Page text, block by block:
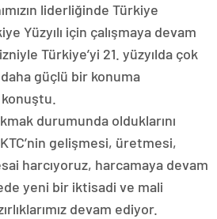
liderliğinde Türkiye
Yüzyılı için çalışmaya devam
Türkiye’yi 21. yüzyılda çok
güçlü bir konuma
durumunda olduklarını
gelişmesi, üretmesi,
harcıyoruz, harcamaya devam
yeni bir iktisadi ve mali
devam ediyor.